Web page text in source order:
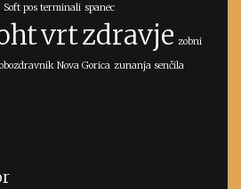
Soft pos terminali spanec
vrtzdravje zobni
Nova Gorica zunanja senčila